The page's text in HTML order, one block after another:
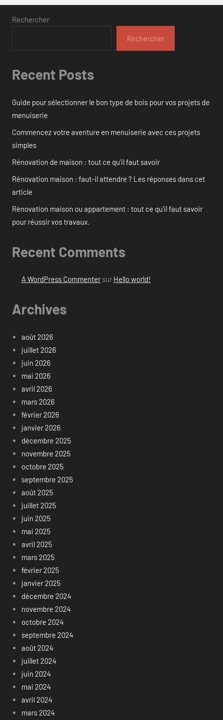
Rechercher
Rechercher
Recent Posts
Guide pour sélectionner le bon type de bois pour vos projets de
menuiserie
Commencez votre aventure en menuiserie avec ces projets
simples
Rénovation de maison : tout ce qu’il faut savoir
Rénovation maison : faut-il attendre ? Les réponses dans cet
article
Rénovation maison ou appartement : tout ce qu’il faut savoir
pour réussir vos travaux.
Recent Comments
A WordPress Commentersur Hello world!
Archives
août 2026
juillet 2026
juin 2026
mai 2026
avril 2026
mars 2026
février 2026
janvier 2026
décembre 2025
novembre 2025
octobre 2025
septembre 2025
août 2025
juillet 2025
juin 2025
mai 2025
avril 2025
mars 2025
février 2025
janvier 2025
décembre 2024
novembre 2024
octobre 2024
septembre 2024
août 2024
juillet 2024
juin 2024
mai 2024
avril 2024
mars 2024